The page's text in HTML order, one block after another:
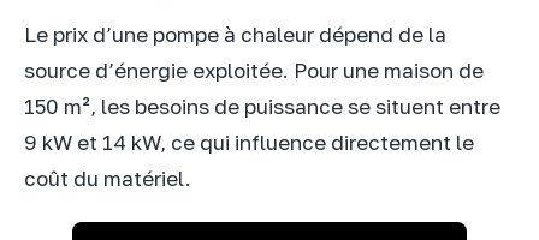
Le prix d’une pompe à chaleur dépend de la
source d’énergie exploitée. Pour une maison de
150 m², les besoins de puissance se situent entre
9 kW et 14 kW, ce qui influence directement le
coût du matériel.